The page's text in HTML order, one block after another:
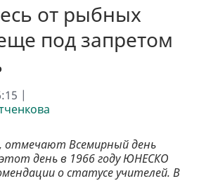
от рыбных
под запретом
|
отмечают Всемирный день
день в 1966 году ЮНЕСКО
о статусе учителей. В